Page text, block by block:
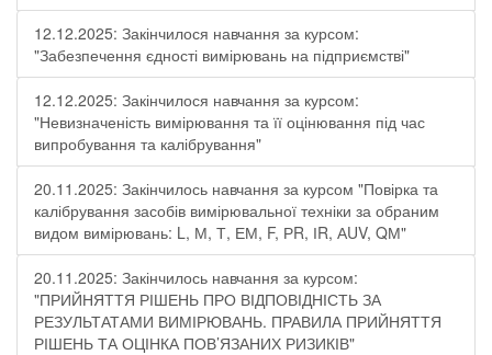
12.12.2025: Закінчилося навчання за курсом:
"Забезпечення єдності вимірювань на підприємстві"
12.12.2025: Закінчилося навчання за курсом:
"Невизначеність вимірювання та її оцінювання під час
випробування та калібрування"
20.11.2025: Закінчилось навчання за курсом "Повірка та
калібрування засобів вимірювальної техніки за обраним
видом вимірювань: L, М, Т, ЕМ, F, РR, ІR, АUV, QМ"
20.11.2025: Закінчилось навчання за курсом:
"ПРИЙНЯТТЯ РІШЕНЬ ПРО ВІДПОВІДНІСТЬ ЗА
РЕЗУЛЬТАТАМИ ВИМІРЮВАНЬ. ПРАВИЛА ПРИЙНЯТТЯ
РІШЕНЬ ТА ОЦІНКА ПОВ’ЯЗАНИХ РИЗИКІВ"